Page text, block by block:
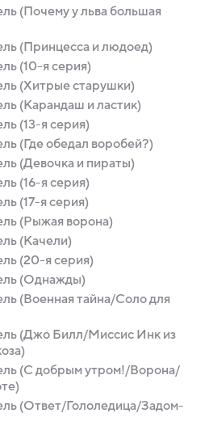
(Почему у льва большая
(Принцесса и людоед)
(10-я серия)
(Хитрые старушки)
(Карандаш и ластик)
(13-я серия)
(Где обедал воробей?)
(Девочка и пираты)
(16-я серия)
(17-я серия)
(Рыжая ворона)
(Качели)
(20-я серия)
(Однажды)
(Военная тайна/Соло для
(Джо Билл/Миссис Инк из
(С добрым утром!/Ворона/
(Ответ/Гололедица/Задом-